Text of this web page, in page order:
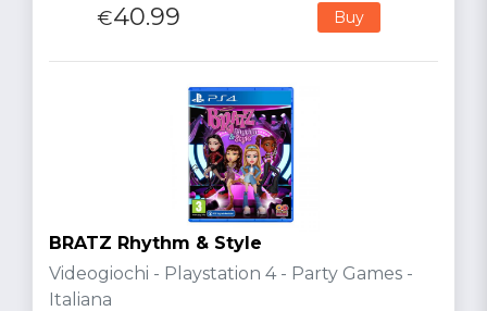
€40.99 Buy
BRATZ Rhythm & Style
Videogiochi - Playstation 4 - Party Games -
Italiana